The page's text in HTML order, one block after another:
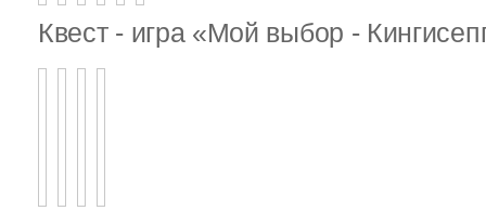
Квест - игра «Мой выбор -